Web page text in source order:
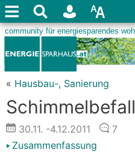
« Hausbau-, Sanierung
Schimmelbefall
30.11. -4.12.2011
7
Zusammenfassung